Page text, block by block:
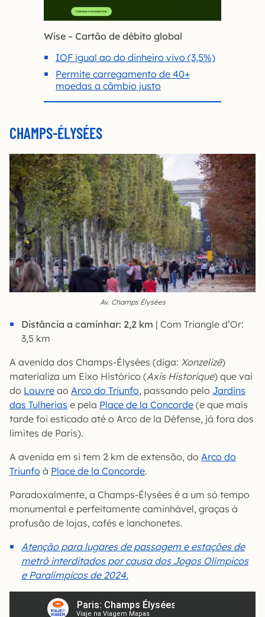
Wise – Cartão de débito global
IOF igual ao do dinheiro vivo (3,5%)
Permite carregamento de 40+
moedas a câmbio justo
CHAMPS-ÉLYSÉES
Av. Champs Élysées
Distância a caminhar: 2,2 km | Com Triangle d’Or:
3,5 km
A avenida dos Champs-Élysées (diga: Xonzelizê)
materializa um Eixo Histórico (Axis Historique) que vai
do Louvre ao Arco do Triunfo, passando pelo Jardins
das Tulherias e pela Place de la Concorde (e que mais
tarde foi esticado até o Arco de la Défense, já fora dos
limites de Paris).
A avenida em si tem 2 km de extensão, do Arco do
Triunfo à Place de la Concorde.
Paradoxalmente, a Champs-Élysées é a um só tempo
monumental e perfeitamente caminhável, graças à
profusão de lojas, cafés e lanchonetes.
Atenção para lugares de passagem e estações de
metrô interditados por causa dos Jogos Olímpicos
e Paralímpicos de 2024.